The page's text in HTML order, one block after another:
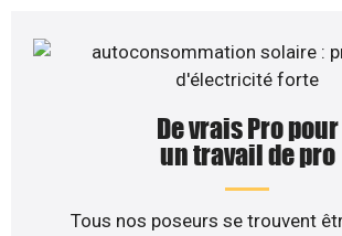
De vrais Pro pour
un travail de pro
Tous nos poseurs se trouvent